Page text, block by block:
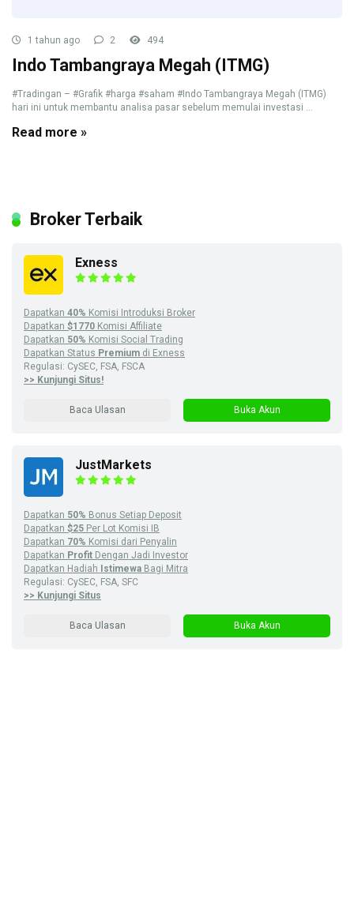
1 tahun ago 2 494
Indo Tambangraya Megah (ITMG)
#Tradingan – #Grafik #harga #saham #Indo Tambangraya Megah (ITMG)
hari ini untuk membantu analisa pasar sebelum memulai investasi ...
Read more »
Broker Terbaik
Exness
Dapatkan 40% Komisi Introduksi Broker
Dapatkan $1770 Komisi Affiliate
Dapatkan 50% Komisi Social Trading
Dapatkan Status Premium di Exness
Regulasi: CySEC, FSA, FSCA
>> Kunjungi Situs!
Baca Ulasan Buka Akun
JustMarkets
Dapatkan 50% Bonus Setiap Deposit
Dapatkan $25 Per Lot Komisi IB
Dapatkan 70% Komisi dari Penyalin
Dapatkan Profit Dengan Jadi Investor
Dapatkan Hadiah
Istimewa Bagi Mitra
Regulasi: CySEC, FSA, SFC
>> Kunjungi Situs
Baca Ulasan Buka Akun